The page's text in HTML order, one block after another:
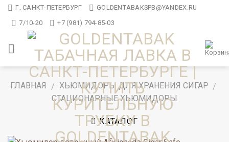
Skip Г. САНКТ-ПЕТЕРБУРГ
GOLDENTABAKSPB@YANDEX.RU
7/10-20
+7 (981) 794-85-03
ГЛАВНАЯ / ХЬЮМИДОРЫ ДЛЯ ХРАНЕНИЯ СИГАР /
СТАЦИОНАРНЫЕ ХЬЮМИДОРЫ
КАТАЛОГ